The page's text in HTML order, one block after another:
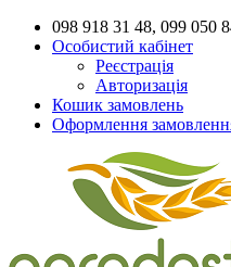
098 918 31 48, 099 050
Особистий кабінет
Реєстрація
Авторизація
Кошик замовлень
Оформлення